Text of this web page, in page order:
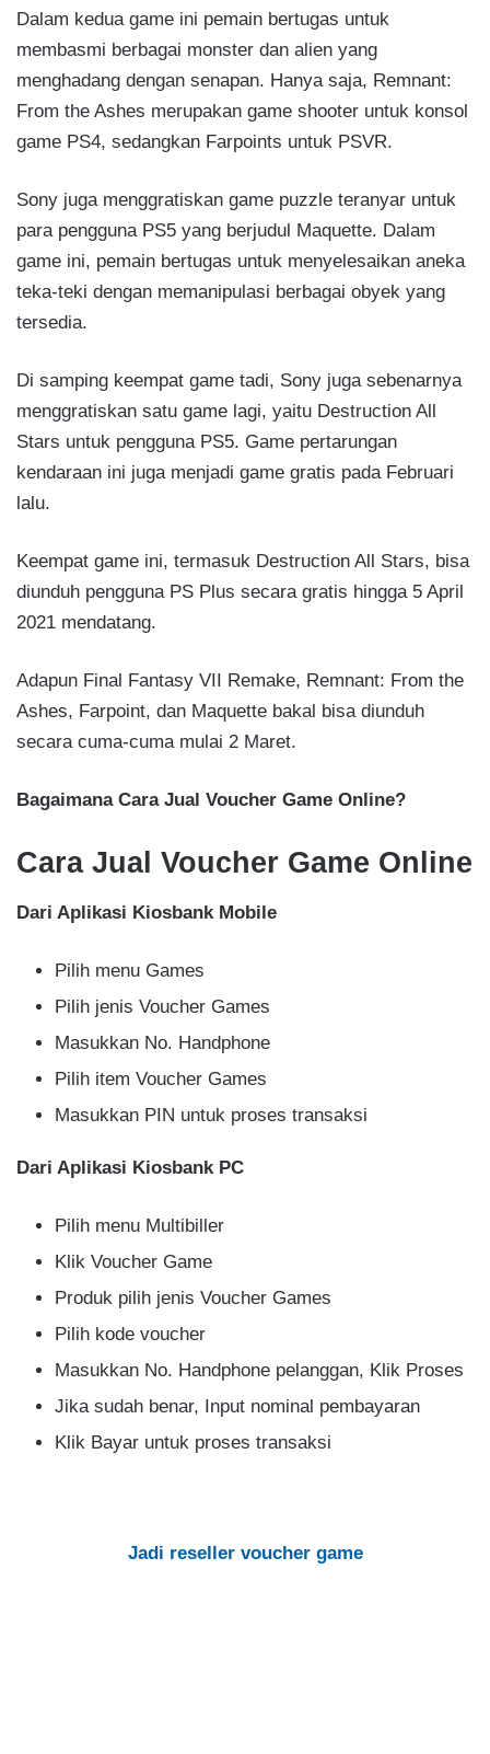
Dalam kedua game ini pemain bertugas untuk
membasmi berbagai monster dan alien yang
menghadang dengan senapan. Hanya saja, Remnant:
From the Ashes merupakan game shooter untuk konsol
game PS4, sedangkan Farpoints untuk PSVR.
Sony juga menggratiskan game puzzle teranyar untuk
para pengguna PS5 yang berjudul Maquette. Dalam
game ini, pemain bertugas untuk menyelesaikan aneka
teka-teki dengan memanipulasi berbagai obyek yang
tersedia.
Di samping keempat game tadi, Sony juga sebenarnya
menggratiskan satu game lagi, yaitu Destruction All
Stars untuk pengguna PS5. Game pertarungan
kendaraan ini juga menjadi game gratis pada Februari
lalu.
Keempat game ini, termasuk Destruction All Stars, bisa
diunduh pengguna PS Plus secara gratis hingga 5 April
2021 mendatang.
Adapun Final Fantasy VII Remake, Remnant: From the
Ashes, Farpoint, dan Maquette bakal bisa diunduh
secara cuma-cuma mulai 2 Maret.
Bagaimana Cara Jual Voucher Game Online?
Cara Jual Voucher Game Online
Dari Aplikasi Kiosbank Mobile
Pilih menu Games
Pilih jenis Voucher Games
Masukkan No. Handphone
Pilih item Voucher Games
Masukkan PIN untuk proses transaksi
Dari Aplikasi Kiosbank PC
Pilih menu Multibiller
Klik Voucher Game
Produk pilih jenis Voucher Games
Pilih kode voucher
Masukkan No. Handphone pelanggan, Klik Proses
Jika sudah benar, Input nominal pembayaran
Klik Bayar untuk proses transaksi
Jadi reseller voucher game